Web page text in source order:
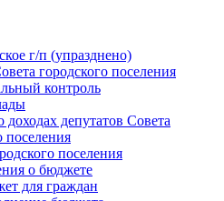
г/п (упразднено)
городского поселения
контроль
доходах депутатов Совета
поселения
поселения
о бюджете
для граждан